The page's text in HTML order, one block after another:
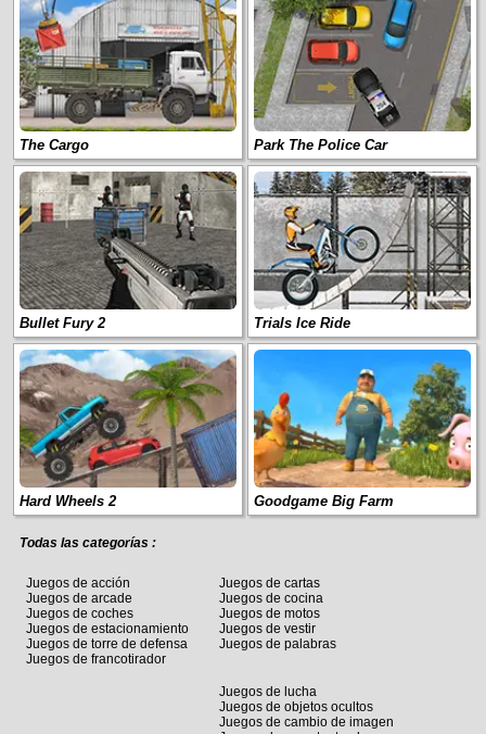
The Cargo Park The Police Car
Bullet Fury 2 Trials Ice Ride
Hard Wheels 2 Goodgame Big Farm
Todas las categorías :
Juegos de acción
Juegos de arcade
Juegos de coches
Juegos de estacionamiento
Juegos de torre de defensa
Juegos de francotirador
Juegos de cartas
Juegos de cocina
Juegos de motos
Juegos de vestir
Juegos de palabras
Juegos de lucha
Juegos de objetos ocultos
Juegos de cambio de imagen